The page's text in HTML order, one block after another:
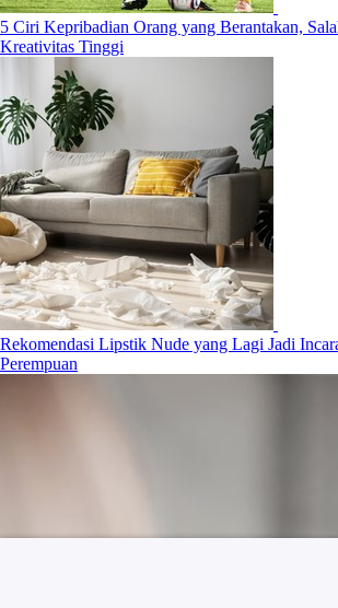
5 Ciri Kepribadian Orang yang Berantakan,
Kreativitas Tinggi
Rekomendasi Lipstik Nude yang Lagi Jadi
Perempuan